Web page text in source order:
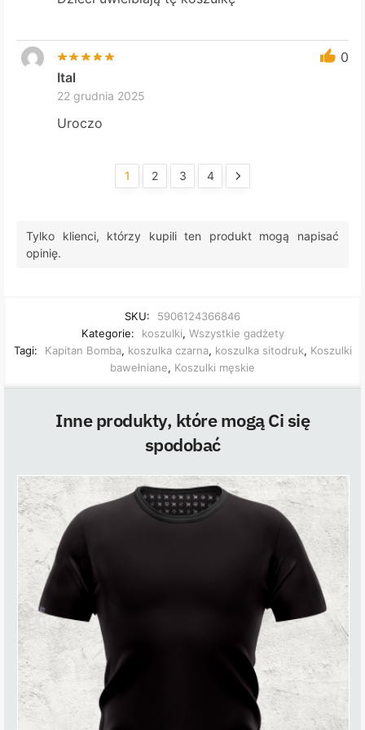
0
Ital
22 grudnia 2025
Uroczo
1 2 3 4
Tylko klienci, którzy kupili ten produkt mogą napisać
opinię.
SKU:
5906124366846
Kategorie:
koszulki, Wszystkie gadżety
Tagi:
Kapitan Bomba, koszulka czarna, koszulka sitodruk, Koszulki
bawełniane, Koszulki męskie
Inne produkty, które mogą Ci się
spodobać